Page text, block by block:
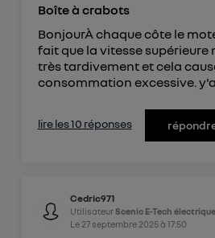
Boîte à crabots
BonjourÀ chaque côte le
fait que la vitesse supérieure
très tardivement et cela
consommation excessive.
lire les 10 réponses
Cedric971
UtilisateurScenic E-Tech
Le 27 septembre 2025à 17:50